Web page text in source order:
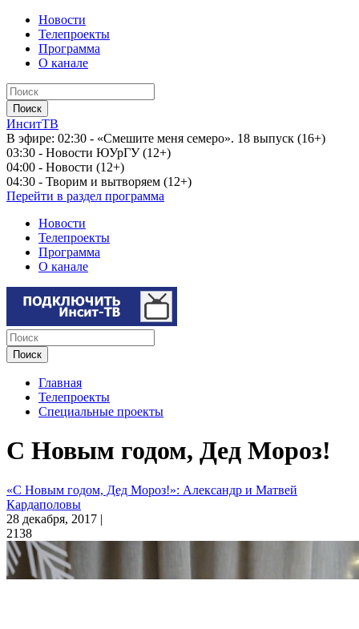
Новости
Телепроекты
Программа
О канале
ИнситТВ
В эфире: 02:30 - «Смешите меня семеро». 18 выпуск (16+)
03:30 - Новости ЮУрГУ (12+)
04:00 - Новости (12+)
04:30 - Творим и вытворяем (12+)
Перейти в раздел программа
Новости
Телепроекты
Программа
О канале
Главная
Телепроекты
Специальные проекты
С Новым годом, Дед Мороз!
«С Новым годом, Дед Мороз!»: Александр и Матвей
Кардаполовы
28 декабря, 2017 |
2138